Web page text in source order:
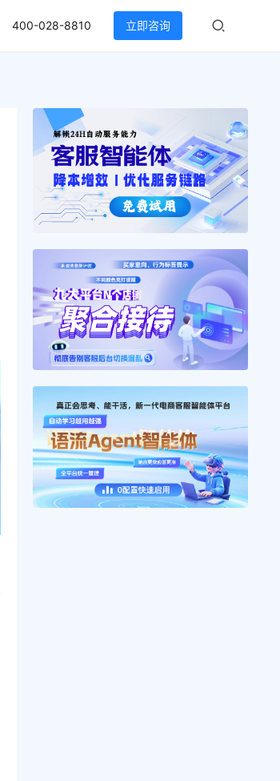
400-028-8810 立即咨询